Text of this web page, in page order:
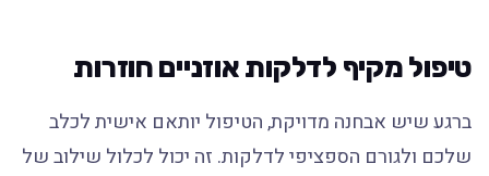
טיפול מקיף לדלקות אוזניים חוזרות
ברגע שיש אבחנה מדויקת, הטיפול יותאם אישית לכלב
שלכם ולגורם הספציפי לדלקות. זה יכול לכלול שילוב של